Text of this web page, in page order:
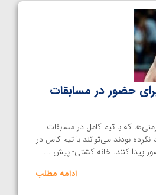
حضور در مسابقات
ارمنی‌ها که با تیم کامل در مسابقات
بودند می‌توانند با تیم کامل در
پیدا کنند. خانه کشتی- پیش ...
ادامه مطلب